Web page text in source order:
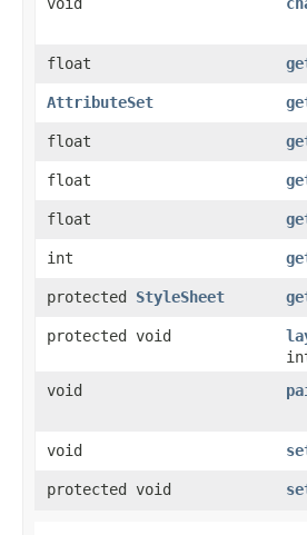
float
AttributeSet
float
float
float
int
protected StyleSheet
protected void
void
void
protected void